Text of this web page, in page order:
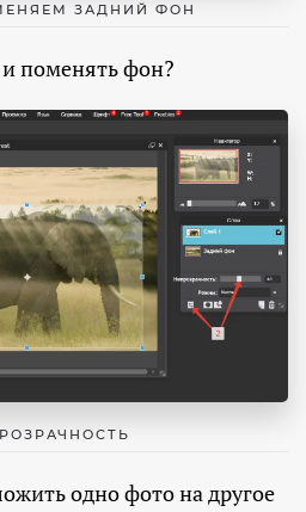
ЗАДНИЙ ФОН
поменять фон?
одно фото на другое